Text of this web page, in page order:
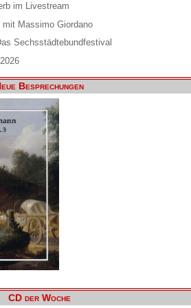
im Livestream
mit Massimo Giordano
Sechsstädtebundfestival
Besprechungen
CD der Woche